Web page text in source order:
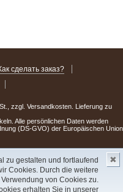
zu gestalten und fortlaufend
Cookies. Durch die weitere
von Cookies zu.
erhalten Sie in unserer
✖
сделать заказ?
zzgl. Versandkosten. Lieferung zu
Alle persönlichen Daten werden
(DS-GVO) der Europäischen Union
два Вы можете стать обладателем